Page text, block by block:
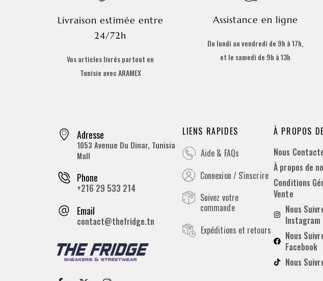
Livraison estimée entre
24/72h
Vos articles livrés partout en
Tunisie avec ARAMEX
Assistance en ligne
Du lundi au vendredi de 9h à 17h,
et le samedi de 9h à 13h
Adresse
1053 Avenue Du Dinar, Tunisia
Mall
Phone
+216 29 533 214
Email
contact@thefridge.tn
LIENS RAPIDES
Aide & FAQs
Connexion / S'inscrire
Suivez votre
commande
Expéditions et retours
À PROPOS
Nous
À propos de
Conditions
Vente
Nous
Instagram
Nous
Facebook
Nous